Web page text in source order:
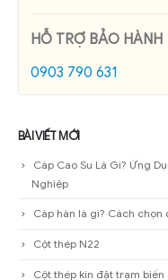
HỖ TRỢ BẢO HÀNH
0903 790 631
BÀI VIẾT MỚI
Cáp Cao Su Là Gì? Ứng
Nghiệp
Cáp hàn là gì? Cách
Cột thép N22
Cột thép kín đặt trạm biến